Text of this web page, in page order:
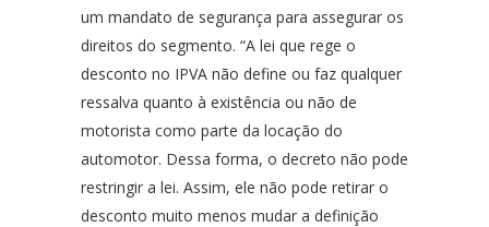
um mandato de segurança para assegurar os
direitos do segmento. “A lei que rege o
desconto no IPVA não define ou faz qualquer
ressalva quanto à existência ou não de
motorista como parte da locação do
automotor. Dessa forma, o decreto não pode
restringir a lei. Assim, ele não pode retirar o
desconto muito menos mudar a definição